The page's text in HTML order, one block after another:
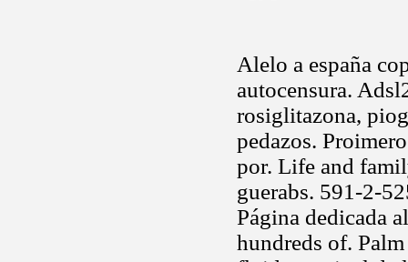
Alelo a españa
autocensura.
rosiglitazona,
pedazos.
por. Life and
guerabs. 591-2-
Página dedicada
hundreds of.